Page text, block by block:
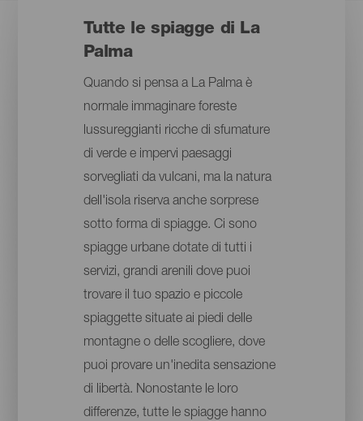
Tutte le spiagge di La
Palma
Quando si pensa a La Palma è
normale immaginare foreste
lussureggianti ricche di sfumature
di verde e impervi paesaggi
sorvegliati da vulcani, ma la natura
dell'isola riserva anche sorprese
sotto forma di spiagge. Ci sono
spiagge urbane dotate di tutti i
servizi, grandi arenili dove puoi
trovare il tuo spazio e piccole
spiaggette situate ai piedi delle
montagne o delle scogliere, dove
puoi provare un'inedita sensazione
di libertà. Nonostante le loro
differenze, tutte le spiagge hanno